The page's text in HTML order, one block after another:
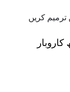
ترمیم کریں